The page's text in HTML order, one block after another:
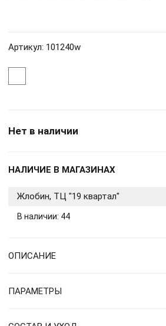
Артикул: 101240w
Нет в наличии
НАЛИЧИЕ В МАГАЗИНАХ
Жлобин, ТЦ "19 квартал"
В наличии: 44
ОПИСАНИЕ
ПАРАМЕТРЫ